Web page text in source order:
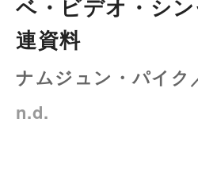
ベ・ビデオ・シ
連資料
ナムジュン・パイ
n.d.